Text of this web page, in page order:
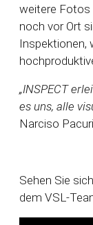
weitere Fotos
noch vor Ort
Inspektionen,
„INSPECT
es uns, alle
Narciso
Sehen Sie
dem VSL-